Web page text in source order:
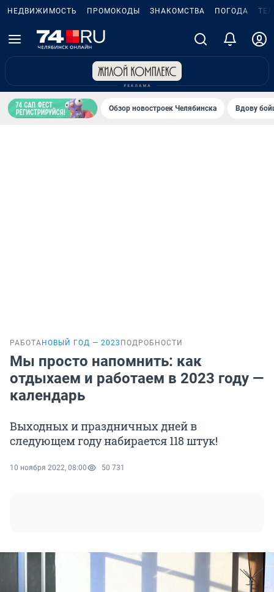
НЕДВИЖИМОСТЬ ПРОМОКОДЫ ЗНАКОМСТВА ПОГОДА
Обзор новостроек Челябинска Вдову
РАБОТА НОВЫЙ ГОД — 2023 ПОДРОБНОСТИ
Мы просто напомнить: как
отдыхаем и работаем в 2023 году —
календарь
Выходных и праздничных дней в
следующем году набирается 118 штук!
10 ноября 2022, 08:00 50 731